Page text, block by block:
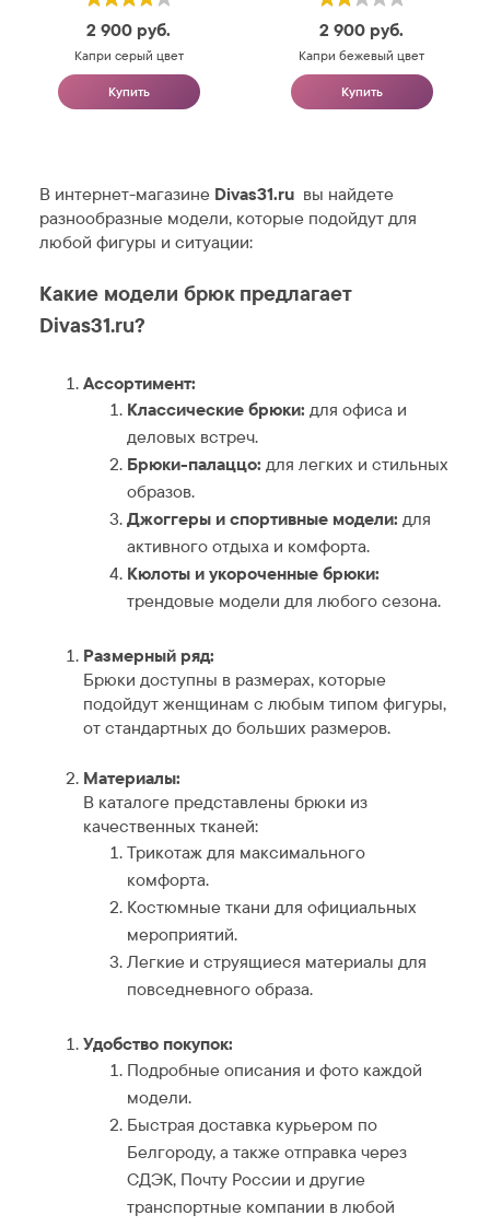
2 900 руб.
Капри серый цвет
Купить
2 900 руб.
Капри бежевый цвет
Купить
В интернет-магазине Divas31.ru вы найдете
разнообразные модели, которые подойдут для
любой фигуры и ситуации:
Какие модели брюк предлагает
Divas31.ru?
Ассортимент:
Классические брюки: для офиса и
деловых встреч.
Брюки-палаццо: для легких и стильных
образов.
Джоггеры и спортивные модели: для
активного отдыха и комфорта.
Кюлоты и укороченные брюки:
трендовые модели для любого сезона.
Размерный ряд:
Брюки доступны в размерах, которые
подойдут женщинам с любым типом фигуры,
от стандартных до больших размеров.
Материалы:
В каталоге представлены брюки из
качественных тканей:
Трикотаж для максимального
комфорта.
Костюмные ткани для официальных
мероприятий.
Легкие и струящиеся материалы для
повседневного образа.
Удобство покупок:
Подробные описания и фото каждой
модели.
Быстрая доставка курьером по
Белгороду, а также отправка через
СДЭК, Почту России и другие
транспортные компании в любой